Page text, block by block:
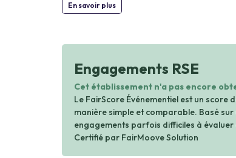
En savoir plus
Engagements RSE
Cet établissement n'a pas encore
Le FairScore Événementiel est un score
manière simple et comparable. Basé
engagements parfois difficiles à
Certifié par FairMoove Solution